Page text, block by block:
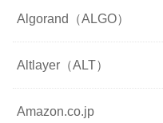
Algorand（ALGO）
Altlayer（ALT）
Amazon.co.jp